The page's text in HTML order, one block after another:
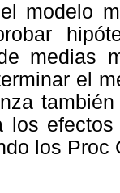
modelo
medias
el
los
los Proc